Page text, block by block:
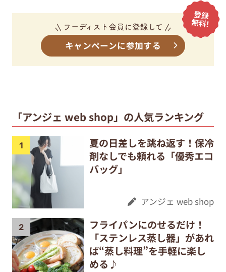
キャンペーンに参加する
「アンジェ web shop」の人気ランキング
夏の日差しを跳ね返す！保冷
剤なしでも頼れる「優秀エコ
バッグ」
アンジェ web shop
フライパンにのせるだけ！
「ステンレス蒸し器」があれ
ば“蒸し料理”を手軽に楽し
める♪